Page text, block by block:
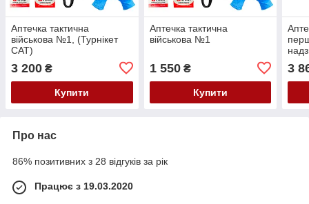
Аптечка тактична
військова №1, (Турнікет
CAT)
3 200 ₴
Купити
Аптечка тактична
військова №1
1 550₴
Купити
3
Про нас
86% позитивних з 28 відгуків за рік
Працює з 19.03.2020